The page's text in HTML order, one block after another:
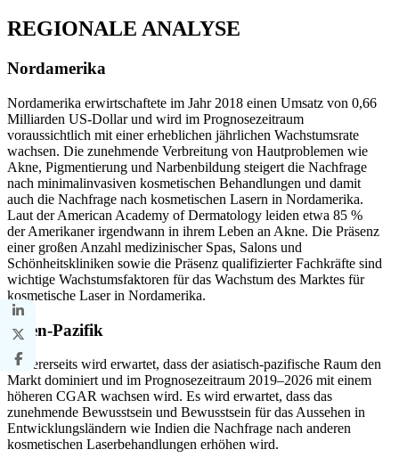
REGIONALE ANALYSE
Nordamerika
Nordamerika erwirtschaftete im Jahr 2018 einen Umsatz von 0,66
Milliarden US-Dollar und wird im Prognosezeitraum
voraussichtlich mit einer erheblichen jährlichen Wachstumsrate
wachsen. Die zunehmende Verbreitung von Hautproblemen wie
Akne, Pigmentierung und Narbenbildung steigert die Nachfrage
nach minimalinvasiven kosmetischen Behandlungen und damit
auch die Nachfrage nach kosmetischen Lasern in Nordamerika.
Laut der American Academy of Dermatology leiden etwa 85 %
der Amerikaner irgendwann in ihrem Leben an Akne. Die Präsenz
einer großen Anzahl medizinischer Spas, Salons und
Schönheitskliniken sowie die Präsenz qualifizierter Fachkräfte sind
wichtige Wachstumsfaktoren für das Wachstum des Marktes für
kosmetische Laser in Nordamerika.
Asien-Pazifik
Andererseits wird erwartet, dass der asiatisch-pazifische Raum den
Markt dominiert und im Prognosezeitraum 2019–2026 mit einem
höheren CGAR wachsen wird. Es wird erwartet, dass das
zunehmende Bewusstsein und Bewusstsein für das Aussehen in
Entwicklungsländern wie Indien die Nachfrage nach anderen
kosmetischen Laserbehandlungen erhöhen wird.